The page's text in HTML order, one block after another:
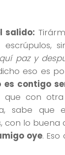
salido:
escrúpulos,
paz y
eso es
es contigo
que con
sabe que
con lo buena
oye.